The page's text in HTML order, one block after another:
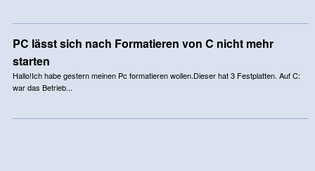
PC lässt sich nach Formatieren von C nicht mehr
starten
Hallo!Ich habe gestern meinen Pc formatieren wollen.Dieser hat 3 Festplatten. Auf C:
war das Betrieb...